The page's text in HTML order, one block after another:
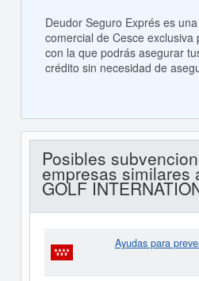
Deudor Seguro Exprés es
comercial de Cesce
con la que podrás asegurar
crédito sin necesidad de
Posibles
empresas similares
GOLF
Ayudas para